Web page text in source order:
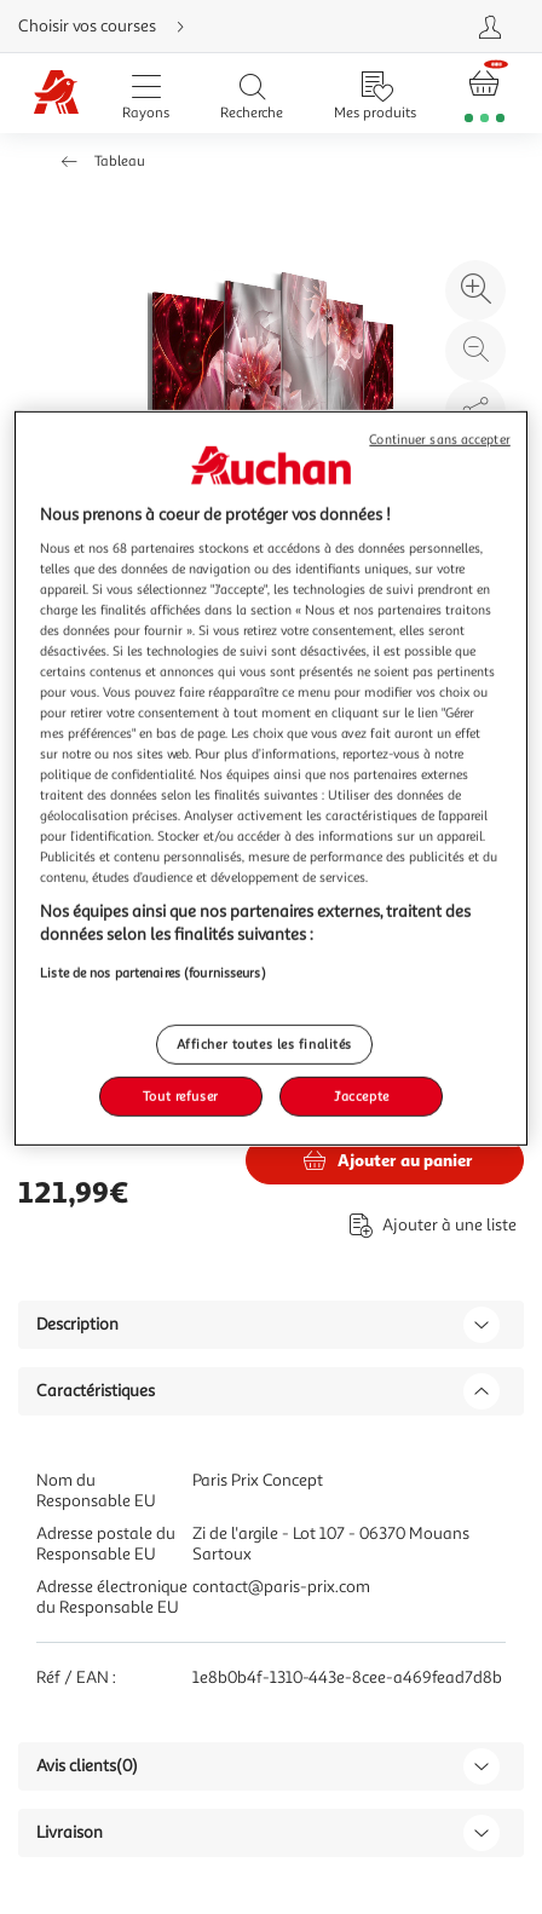
Aller
directement
au
contenu
Aller
directement
Aller
Choisir vos courses
Rayons Recherche Mes produits
Tableau
à
100
le
Illustration
précédente
Illustration
suivante
PARIS PRIX
Tableau sur Verre Acrylique Incarnadine Comet
Informations Techniques : Matière : Verre acrylique
Spécificités : Format : Rectangulaire Impression Full HD
collée au dos d'une surface vitrée Verre Acrylique de 3mm
d'épaisseur Haute perméabilité à la lumière pour des
couleurs éclatantes & profondes Résistant au choc sans
danger pour les enfants
En savoir +
Vendu par Paris Prix
Couleur
Multicolore
Taille
50 x 100 cm
Plus d'options
Vendu parParis Prix 121,99€
121,99€
Ajouter au panier
Ajouter à une liste
Description
Caractéristiques
Nom du
Responsable EU
Paris Prix Concept
Adresse postale du
Responsable EU
Zi de l'argile - Lot 107 - 06370 Mouans
Sartoux
Adresse électronique
du Responsable EU
contact@paris-prix.com
Réf / EAN : 1e8b0b4f-1310-443e-8cee-a469fead7d8b
Avis clients(0)
Livraison
Nous prenons à coeur de protéger vos données !
Nous et nos 68 partenaires stockons et accédons à des données personnelles,
telles que des données de navigation ou des identifiants uniques, sur votre
appareil. Si vous sélectionnez "J'accepte", les technologies de suivi prendront en
charge les finalités affichées dans la section « Nous et nos partenaires traitons
des données pour fournir ». Si vous retirez votre consentement, elles seront
désactivées. Si les technologies de suivi sont désactivées, il est possible que
certains contenus et annonces qui vous sont présentés ne soient pas pertinents
pour vous. Vous pouvez faire réapparaître ce menu pour modifier vos choix ou
pour retirer votre consentement à tout moment en cliquant sur le lien "Gérer
mes préférences" en bas de page. Les choix que vous avez fait auront un effet
sur notre ou nos sites web. Pour plus d’informations, reportez-vous à notre
politique de confidentialité. Nos équipes ainsi que nos partenaires externes
traitent des données selon les finalités suivantes : Utiliser des données de
géolocalisation précises. Analyser activement les caractéristiques de l’appareil
pour l’identification. Stocker et/ou accéder à des informations sur un appareil.
Publicités et contenu personnalisés, mesure de performance des publicités et du
contenu, études d’audience et développement de services.
Nos équipes ainsi que nos partenaires externes, traitent des
données selon les finalités suivantes :
Liste de nos partenaires (fournisseurs)
Afficher toutes les finalités
Tout refuser J'accepte
Continuer sans accepter